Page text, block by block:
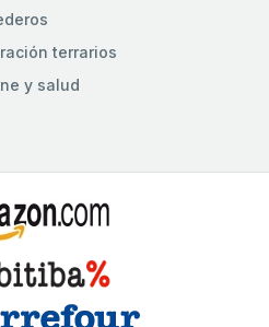
terrarios
y salud